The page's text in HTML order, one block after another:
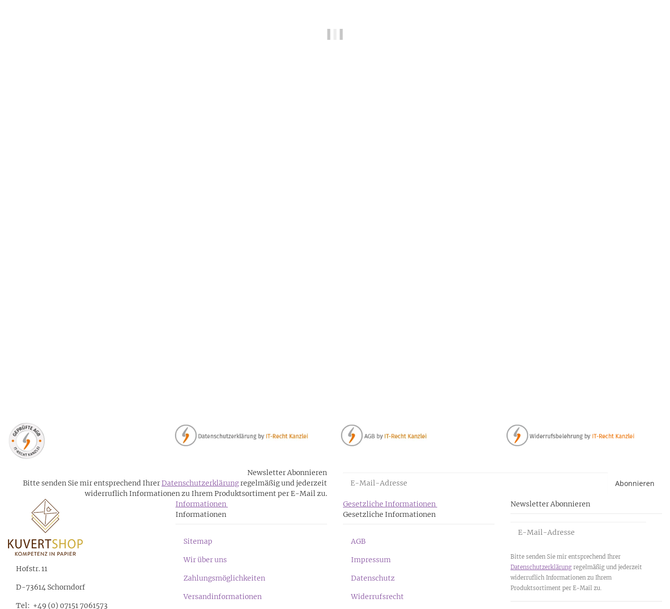
Newsletter Abonnieren
Bitte senden Sie mir entsprechend IhrerDatenschutzerklärungregelmäßig und jederzeit
widerruflich Informationen zu Ihrem Produktsortiment per E-Mail zu.
Abonnieren
Hofstr. 11
D-73614 Schorndorf
Tel: +49 (0) 07151 7061573
Informationen
Informationen
Sitemap
Wir über uns
Zahlungsmöglichkeiten
Versandinformationen
Gesetzliche Informationen
Gesetzliche Informationen
AGB
Impressum
Datenschutz
Widerrufsrecht
Newsletter Abonnieren
Bitte senden Sie mir entsprechend Ihrer
Datenschutzerklärung regelmäßig und jederzeit
widerruflich Informationen zu Ihrem
Produktsortiment per E-Mail zu.